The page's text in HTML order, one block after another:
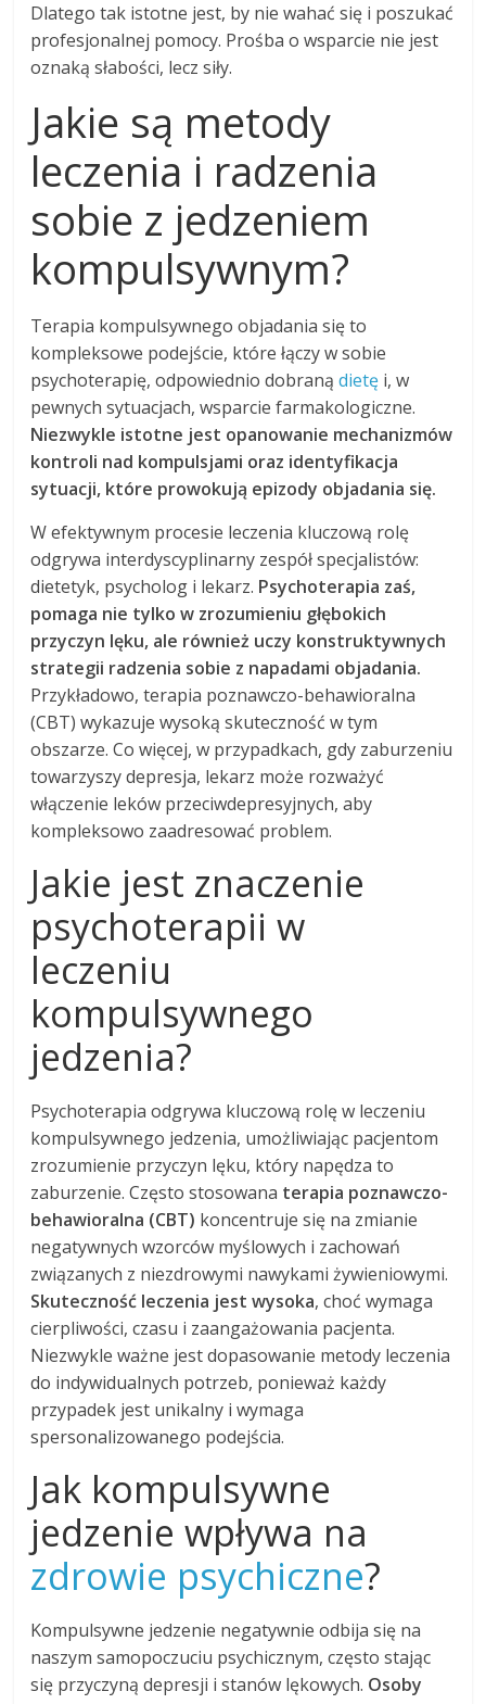
Dlatego tak istotne jest, by nie wahać się i poszukać
profesjonalnej pomocy. Prośba o wsparcie nie jest
oznaką słabości, lecz siły.
Jakie są metody
leczenia i radzenia
sobie z jedzeniem
kompulsywnym?
Terapia kompulsywnego objadania się to
kompleksowe podejście, które łączy w sobie
psychoterapię, odpowiednio dobranądietę i, w
pewnych sytuacjach, wsparcie farmakologiczne.
Niezwykle istotne jest opanowanie mechanizmów
kontroli nad kompulsjami oraz identyfikacja
sytuacji, które prowokują epizody objadania się.
W efektywnym procesie leczenia kluczową rolę
odgrywa interdyscyplinarny zespół specjalistów:
dietetyk, psycholog i lekarz. Psychoterapia zaś,
pomaga nie tylko w zrozumieniu głębokich
przyczyn lęku, ale również uczy konstruktywnych
strategii radzenia sobie z napadami objadania.
Przykładowo, terapia poznawczo-behawioralna
(CBT) wykazuje wysoką skuteczność w tym
obszarze. Co więcej, w przypadkach, gdy zaburzeniu
towarzyszy depresja, lekarz może rozważyć
włączenie leków przeciwdepresyjnych, aby
kompleksowo zaadresować problem.
Jakie jest znaczenie
psychoterapii w
leczeniu
kompulsywnego
jedzenia?
Psychoterapia odgrywa kluczową rolę w leczeniu
kompulsywnego jedzenia, umożliwiając pacjentom
zrozumienie przyczyn lęku, który napędza to
zaburzenie. Często stosowana terapia poznawczo-
behawioralna (CBT) koncentruje się na zmianie
negatywnych wzorców myślowych i zachowań
związanych z niezdrowymi nawykami żywieniowymi.
Skuteczność leczenia jest wysoka, choć wymaga
cierpliwości, czasu i zaangażowania pacjenta.
Niezwykle ważne jest dopasowanie metody leczenia
do indywidualnych potrzeb, ponieważ każdy
przypadek jest unikalny i wymaga
spersonalizowanego podejścia.
Jak kompulsywne
jedzenie wpływa na
zdrowie psychiczne?
Kompulsywne jedzenie negatywnie odbija się na
naszym samopoczuciu psychicznym, często stając
się przyczyną depresji i stanów lękowych. Osoby